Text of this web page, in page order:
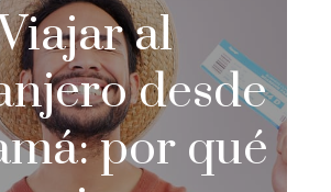
al
desde
por qué